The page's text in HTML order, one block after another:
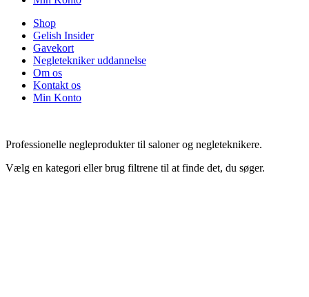
Shop
Gelish Insider
Gavekort
Negletekniker uddannelse
Om os
Kontakt os
Min Konto
Professionelle negleprodukter til saloner og negleteknikere.
Vælg en kategori eller brug filtrene til at finde det, du søger.